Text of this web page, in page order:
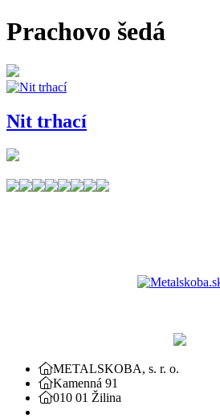
Prachovo šedá
Nit trhací
METALSKOBA, s. r. o.
Kamenná 91
010 01 Žilina